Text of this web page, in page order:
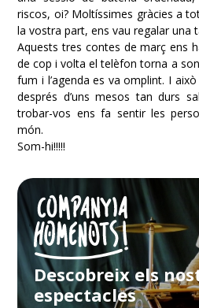
riscos, oi? Moltíssimes gràcies a
la vostra part, ens vau regalar una
Aquests tres contes de març ens
de cop i volta el telèfon torna a
fum i l’agenda es va omplint. I
després d’uns mesos tan durs
trobar-vos ens fa sentir les
món.
Som-hi!!!!!
Descobreix els
espectacles